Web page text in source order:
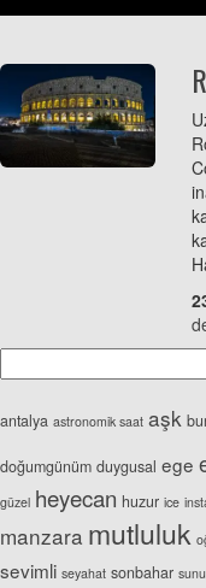
antalya astronomik saat aşk
doğumgünüm duygusal ege
güzel heyecan huzur ice
manzara mutluluk
sevimli seyahat sonbahar